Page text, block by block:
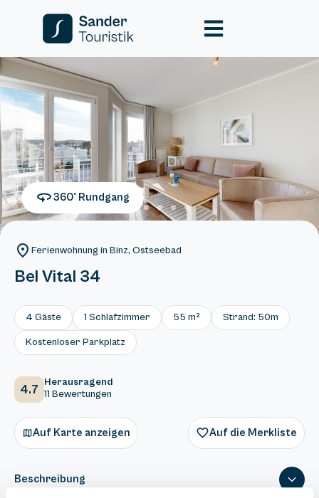
360° Rundgang
Ferienwohnung in Binz, Ostseebad
Bel Vital 34
4 Gäste 1 Schlafzimmer 55 m² Strand: 50m
Kostenloser Parkplatz
4.7
Herausragend
11 Bewertungen
Auf Karte anzeigen Auf die Merkliste
Beschreibung